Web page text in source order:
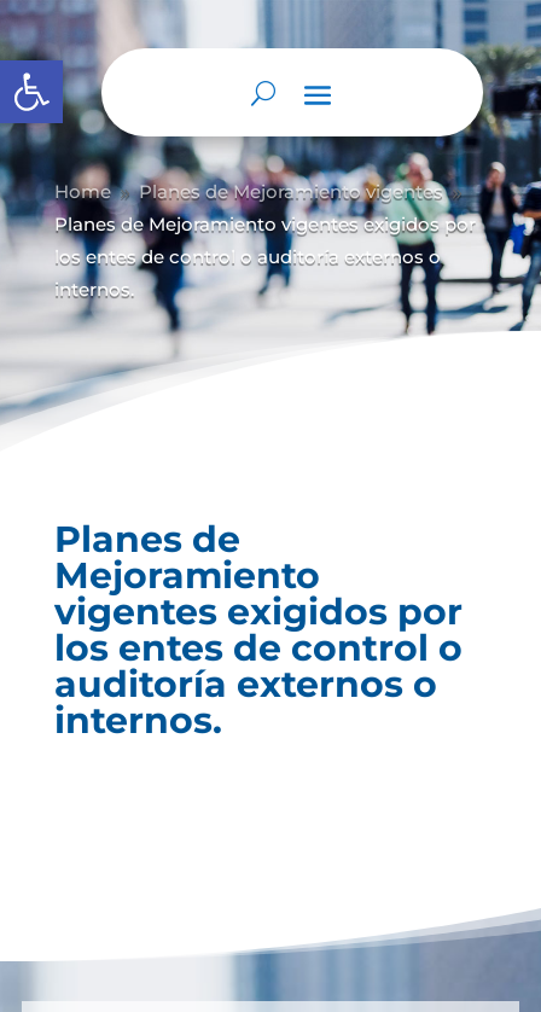
Abrir barra de herramientas
Home 9 Planes de Mejoramiento vigentes 9
Planes de Mejoramiento vigentes exigidos por
los entes de control o auditoría externos o
internos.
Planes de
Mejoramiento
vigentes exigidos por
los entes de control o
auditoría externos o
internos.